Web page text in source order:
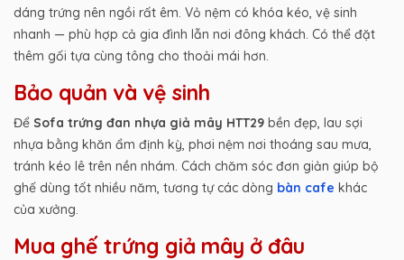
dáng trứng nên ngồi rất êm. Vỏ nệm có khóa kéo, vệ sinh
nhanh — phù hợp cả gia đình lẫn nơi đông khách. Có thể đặt
thêm gối tựa cùng tông cho thoải mái hơn.
Bảo quản và vệ sinh
Để Sofa trứng đan nhựa giả mây HTT29 bền đẹp, lau sợi
nhựa bằng khăn ẩm định kỳ, phơi nệm nơi thoáng sau mưa,
tránh kéo lê trên nền nhám. Cách chăm sóc đơn giản giúp bộ
ghế dùng tốt nhiều năm, tương tự các dòng bàn cafe khác
của xưởng.
Mua ghế trứng giả mây ở đâu